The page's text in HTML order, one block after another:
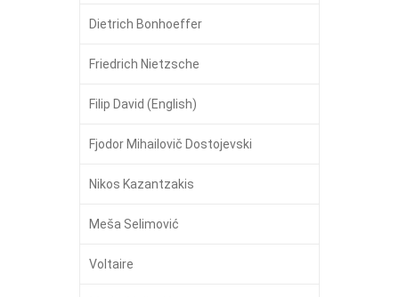
Dietrich Bonhoeffer
Friedrich Nietzsche
Filip David (English)
Fjodor Mihailovič Dostojevski
Nikos Kazantzakis
Meša Selimović
Voltaire